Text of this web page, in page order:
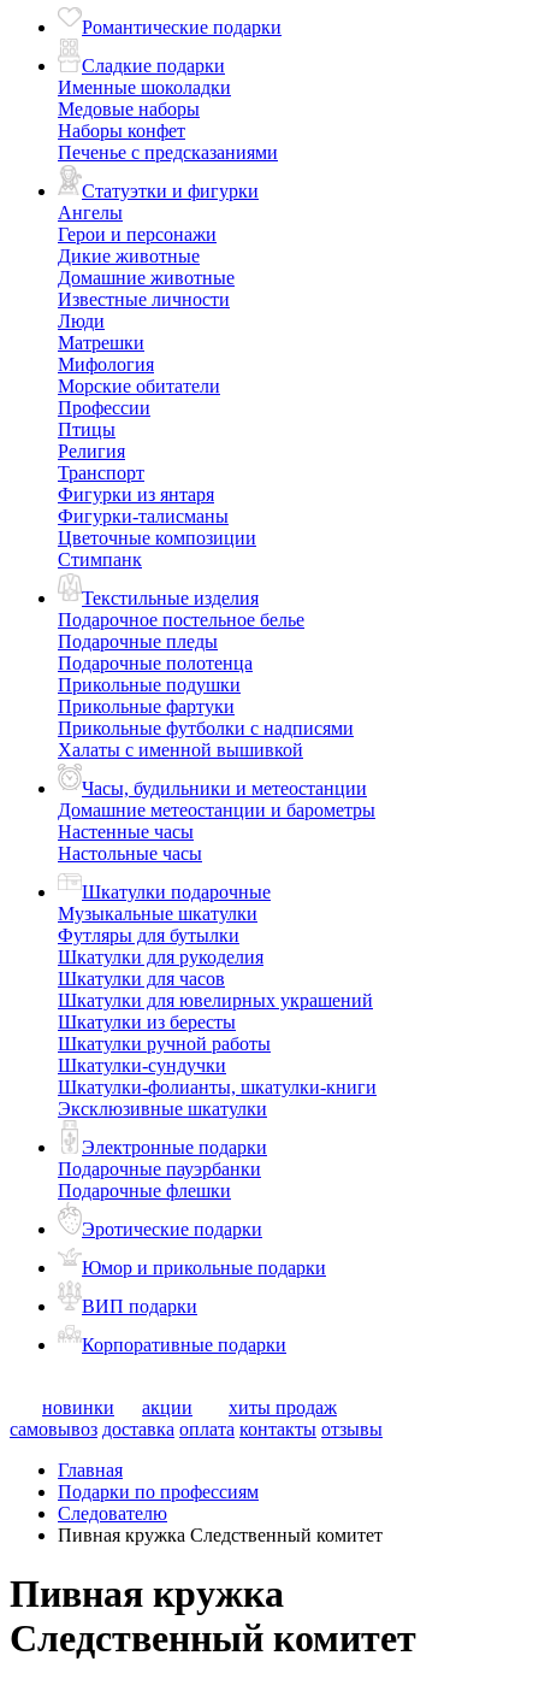
Романтические подарки
Сладкие подарки
Именные шоколадки
Медовые наборы
Наборы конфет
Печенье с предсказаниями
Статуэтки и фигурки
Ангелы
Герои и персонажи
Дикие животные
Домашние животные
Известные личности
Люди
Матрешки
Мифология
Морские обитатели
Профессии
Птицы
Религия
Транспорт
Фигурки из янтаря
Фигурки-талисманы
Цветочные композиции
Стимпанк
Текстильные изделия
Подарочное постельное белье
Подарочные пледы
Подарочные полотенца
Прикольные подушки
Прикольные фартуки
Прикольные футболки с надписями
Халаты с именной вышивкой
Часы, будильники и метеостанции
Домашние метеостанции и барометры
Настенные часы
Настольные часы
Шкатулки подарочные
Музыкальные шкатулки
Футляры для бутылки
Шкатулки для рукоделия
Шкатулки для часов
Шкатулки для ювелирных украшений
Шкатулки из бересты
Шкатулки ручной работы
Шкатулки-сундучки
Шкатулки-фолианты, шкатулки-книги
Эксклюзивные шкатулки
Электронные подарки
Подарочные пауэрбанки
Подарочные флешки
Эротические подарки
Юмор и прикольные подарки
ВИП подарки
Корпоративные подарки
новинки акции
хиты продаж
самовывоз доставка оплата контакты отзывы
Главная
Подарки по профессиям
Следователю
Пивная кружка Следственный комитет
Пивная кружка
Следственный комитет